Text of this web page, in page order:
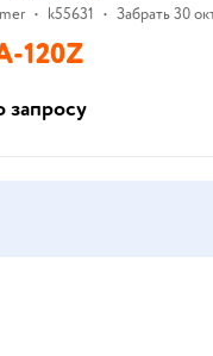
• k55631 • Забрать 30
120Z
запросу